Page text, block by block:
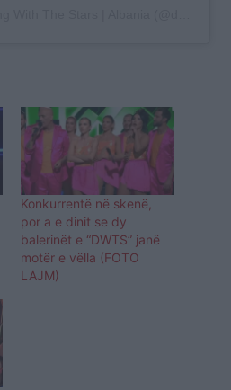
Konkurrentë në skenë,
por a e dinit se dy
balerinët e “DWTS” janë
motër e vëlla (FOTO
LAJM)